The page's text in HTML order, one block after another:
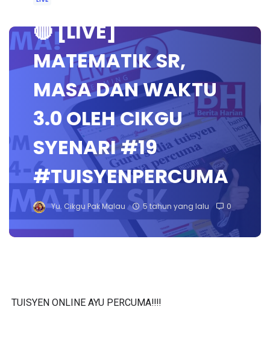
🔴 [LIVE]
MATEMATIK SR,
MASA DAN WAKTU
3.0 OLEH CIKGU
SYENARI #19
#TUISYENPERCUMA
Yu. Cikgu Pak Malau 5 tahun yang lalu 0
TUISYEN ONLINE AYU PERCUMA‼️‼️